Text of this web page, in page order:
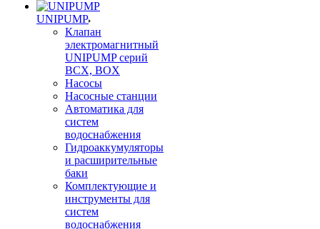
UNIPUMP
Клапан
электромагнитный
UNIPUMP серий
BCX, BOX
Насосы
Насосные станции
Автоматика для
систем
водоснабжения
Гидроаккумуляторы
и расширительные
баки
Комплектующие и
инструменты для
систем
водоснабжения